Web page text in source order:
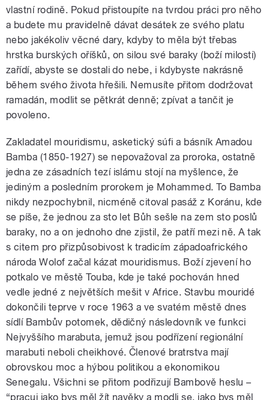
vlastní rodině. Pokud přistoupíte na tvrdou práci pro něho
a budete mu pravidelně dávat desátek ze svého platu
nebo jakékoliv věcné dary, kdyby to měla být třebas
hrstka burských oříšků, on silou své baraky (boží milosti)
zařídí, abyste se dostali do nebe, i kdybyste nakrásně
během svého života hřešili. Nemusíte přitom dodržovat
ramadán, modlit se pětkrát denně; zpívat a tančit je
povoleno.
Zakladatel mouridismu, asketický súfi a básník Amadou
Bamba (1850-1927) se nepovažoval za proroka, ostatně
jedna ze zásadních tezí islámu stojí na myšlence, že
jediným a posledním prorokem je Mohammed. To Bamba
nikdy nezpochybnil, nicméně citoval pasáž z Koránu, kde
se píše, že jednou za sto let Bůh sešle na zem sto poslů
baraky, no a on jednoho dne zjistil, že patří mezi ně. A tak
s citem pro přizpůsobivost k tradicím západoafrického
národa Wolof začal kázat mouridismus. Boží zjevení ho
potkalo ve městě Touba, kde je také pochován hned
vedle jedné z největších mešit v Africe. Stavbu mouridé
dokončili teprve v roce 1963 a ve svatém městě dnes
sídlí Bambův potomek, dědičný následovník ve funkci
Nejvyššího marabuta, jemuž jsou podřízení regionální
marabuti neboli cheikhové. Členové bratrstva mají
obrovskou moc a hýbou politikou a ekonomikou
Senegalu. Všichni se přitom podřizují Bambově heslu –
“pracuj jako bys měl žít navěky a modli se, jako bys měl